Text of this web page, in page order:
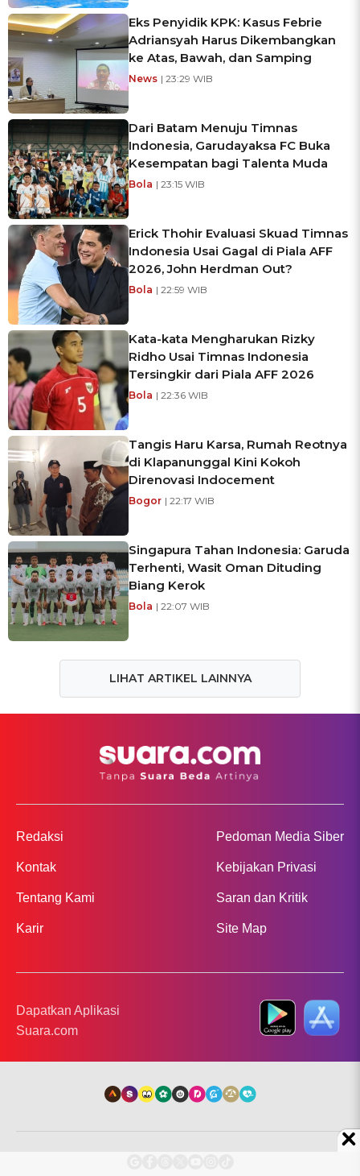
Eks Penyidik KPK: Kasus Febrie
Adriansyah Harus Dikembangkan
ke Atas, Bawah, dan Samping
News | 23:29 WIB
Dari Batam Menuju Timnas
Indonesia, Garudayaksa FC Buka
Kesempatan bagi Talenta Muda
Bola | 23:15 WIB
Erick Thohir Evaluasi Skuad Timnas
Indonesia Usai Gagal di Piala AFF
2026, John Herdman Out?
Bola | 22:59 WIB
Kata-kata Mengharukan Rizky
Ridho Usai Timnas Indonesia
Tersingkir dari Piala AFF 2026
Bola | 22:36 WIB
Tangis Haru Karsa, Rumah Reotnya
di Klapanunggal Kini Kokoh
Direnovasi Indocement
Bogor | 22:17 WIB
Singapura Tahan Indonesia: Garuda
Terhenti, Wasit Oman Dituding
Biang Kerok
Bola | 22:07 WIB
LIHAT ARTIKEL LAINNYA
Redaksi
Kontak
Tentang Kami
Karir
Pedoman Media Siber
Kebijakan Privasi
Saran dan Kritik
Site Map
Dapatkan Aplikasi
Suara.com